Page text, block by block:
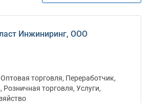
Инжиниринг, ООО
торговля, Переработчик,
Розничная торговля, Услуги,